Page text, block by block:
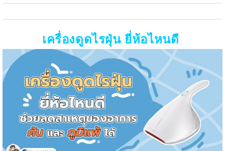
เครื่องดูดไรฝุ่น ยี่ห้อไหนดี